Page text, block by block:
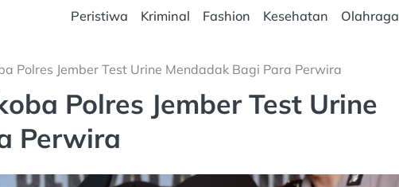
Peristiwa Kriminal Fashion Kesehatan Olahraga
Polres Jember Test Urine Mendadak Bagi Para Perwira
Polres Jember Test Urine
Perwira